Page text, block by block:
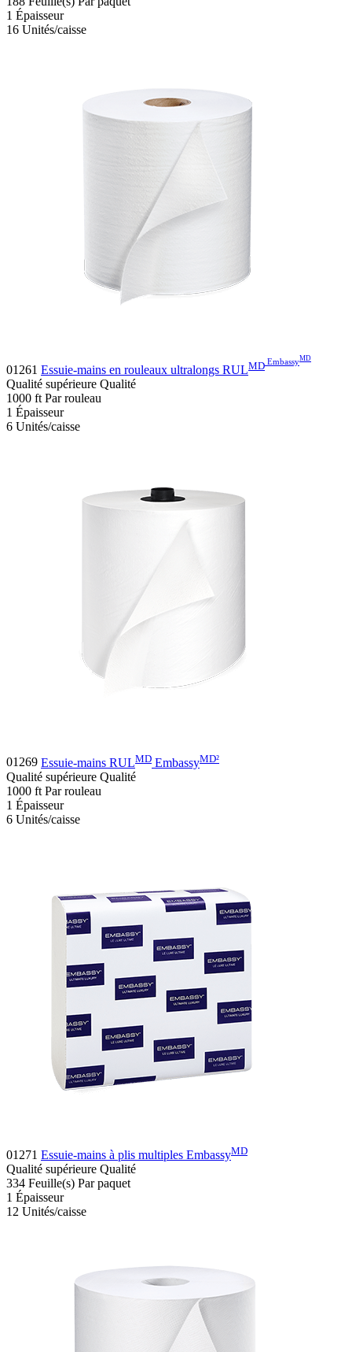
1 Épaisseur
16 Unités/caisse
01261 Essuie-mains en rouleaux ultralongs RULMD EmbassyMD
Qualité supérieure Qualité
1000 ft Par rouleau
1 Épaisseur
6 Unités/caisse
01269 Essuie-mains RULMD EmbassyMD²
Qualité supérieure Qualité
1000 ft Par rouleau
1 Épaisseur
6 Unités/caisse
01271 Essuie-mains à plis multiples EmbassyMD
Qualité supérieure Qualité
334 Feuille(s) Par paquet
1 Épaisseur
12 Unités/caisse